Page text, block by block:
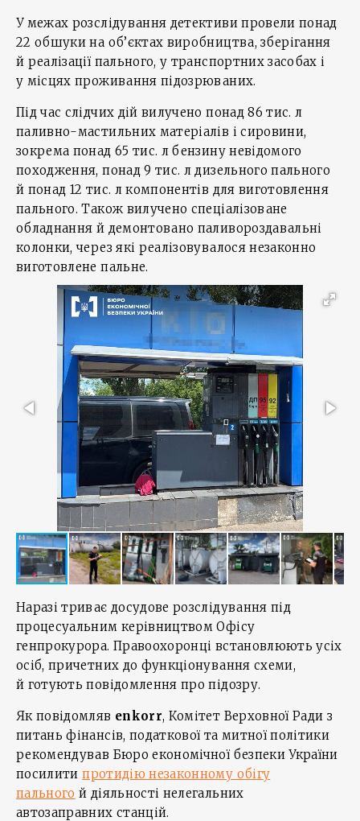
У межах розслідування детективи провели понад
22 обшуки на об’єктах виробництва, зберігання
й реалізації пального, у транспортних засобах і
у місцях проживання підозрюваних.
Під час слідчих дій вилучено понад 86 тис. л
паливно-мастильних матеріалів і сировини,
зокрема понад 65 тис. л бензину невідомого
походження, понад 9 тис. л дизельного пального
й понад 12 тис. л компонентів для виготовлення
пального. Також вилучено спеціалізоване
обладнання й демонтовано паливороздавальні
колонки, через які реалізовувалося незаконно
виготовлене пальне.
Наразі триває досудове розслідування під
процесуальним керівництвом Офісу
генпрокурора. Правоохоронці встановлюють усіх
осіб, причетних до функціонування схеми,
й готують повідомлення про підозру.
Як повідомляв enkorr, Комітет Верховної Ради з
питань фінансів, податкової та митної політики
рекомендував Бюро економічної безпеки України
посилитипротидію незаконному обігу
пального й діяльності нелегальних
автозаправних станцій.